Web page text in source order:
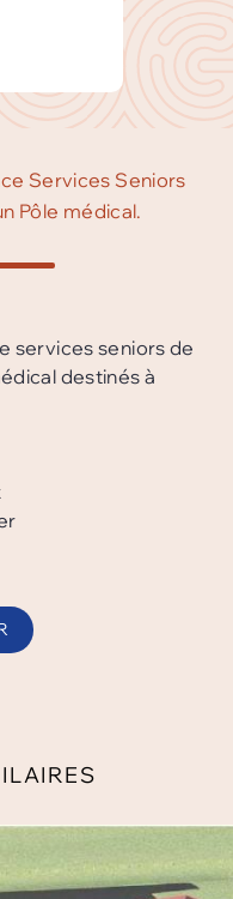
Services Seniors
Pôle médical.
services seniors de
destinés à